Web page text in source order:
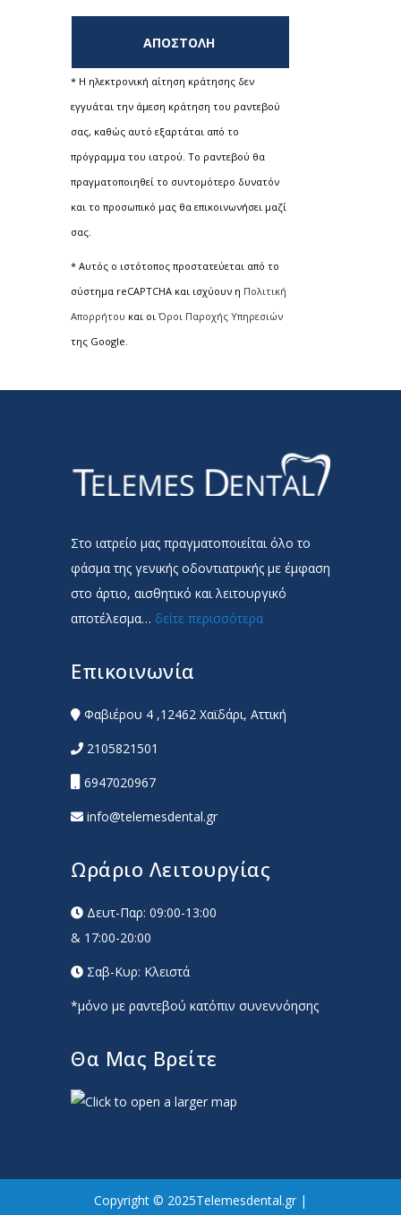
ΑΠΟΣΤΟΛΗ
* H ηλεκτρονική αίτηση κράτησης δεν
εγγυάται την άμεση κράτηση του ραντεβού
σας, καθώς αυτό εξαρτάται από το
πρόγραμμα του ιατρού. Το ραντεβού θα
πραγματοποιηθεί το συντομότερο δυνατόν
και το προσωπικό μας θα επικοινωνήσει μαζί
σας.
* Αυτός ο ιστότοπος προστατεύεται από το
σύστημα reCAPTCHA και ισχύουν η Πολιτική
Απορρήτου και οι Όροι Παροχής Υπηρεσιών
της Google.
Στο ιατρείο μας πραγματοποιείται όλο το
φάσμα της γενικής οδοντιατρικής με έμφαση
στο άρτιο, αισθητικό και λειτουργικό
αποτέλεσμα… δείτε περισσότερα
Επικοινωνία
Φαβιέρου 4 ,12462 Χαϊδάρι, Αττική
2105821501
6947020967
info@telemesdental.gr
Ωράριο Λειτουργίας
Δευτ-Παρ: 09:00-13:00
& 17:00-20:00
Σαβ-Κυρ: Κλειστά
*μόνο με ραντεβού κατόπιν συνεννόησης
Θα Μας Βρείτε
Copyright © 2025Telemesdental.gr |